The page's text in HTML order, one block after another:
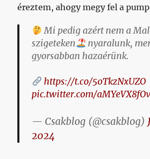
éreztem, ahogy megy fel a
Mi pedig azért nem a
szigeteken
nyaralunk,
gyorsabban hazaérünk.
https://t.co/5oTkzNxUZO
pic.twitter.com/aMYeVX8fOv
— Csakblog (@csakblog)
2024